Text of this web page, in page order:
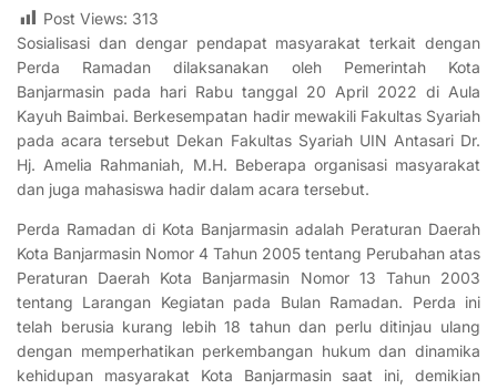
Post Views: 313
Sosialisasi dan dengar pendapat masyarakat terkait dengan
Perda Ramadan dilaksanakan oleh Pemerintah Kota
Banjarmasin pada hari Rabu tanggal 20 April 2022 di Aula
Kayuh Baimbai. Berkesempatan hadir mewakili Fakultas Syariah
pada acara tersebut Dekan Fakultas Syariah UIN Antasari Dr.
Hj. Amelia Rahmaniah, M.H. Beberapa organisasi masyarakat
dan juga mahasiswa hadir dalam acara tersebut.
Perda Ramadan di Kota Banjarmasin adalah Peraturan Daerah
Kota Banjarmasin Nomor 4 Tahun 2005 tentang Perubahan atas
Peraturan Daerah Kota Banjarmasin Nomor 13 Tahun 2003
tentang Larangan Kegiatan pada Bulan Ramadan. Perda ini
telah berusia kurang lebih 18 tahun dan perlu ditinjau ulang
dengan memperhatikan perkembangan hukum dan dinamika
kehidupan masyarakat Kota Banjarmasin saat ini, demikian